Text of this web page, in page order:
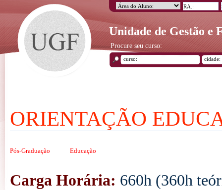
Unidade de Gestão e
Procure seu curso:
ORIENTAÇÃO
Pós-Graduação Educação
Carga Horária: 660h (360h